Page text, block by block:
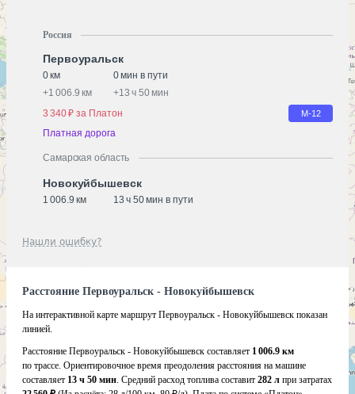
Россия
Первоуральск
0 км
0 мин в пути
+1 006.9 км +13 ч 50 мин
3 340 ₽ за Платон
М-12
Платная дорога
Самарская область
Новокуйбышевск
1 006.9 км 13 ч 50 мин в пути
Нашли ошибку?
Расстояние Первоуральск - Новокуйбышевск
На интерактивной карте маршрут Первоуральск - Новокуйбышевск показан
линией.
Расстояние Первоуральск - Новокуйбышевск составляет 1 006.9 км
по трассе. Ориентировочное время преодоления расстояния на машине
составляет 13 ч 50 мин. Средний расход топлива составит 282 л при затратах